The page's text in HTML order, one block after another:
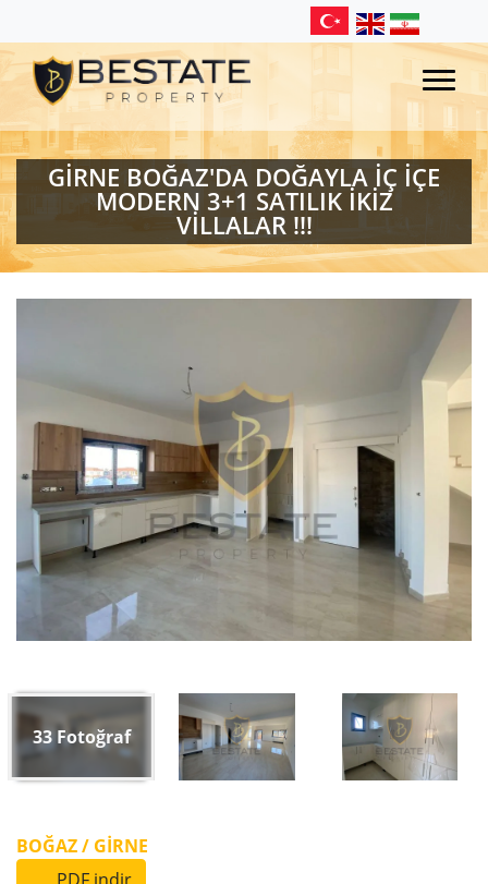
GİRNE BOĞAZ'DA DOĞAYLA İÇ İÇE
MODERN 3+1 SATILIK İKİZ
VİLLALAR !!!
33 Fotoğraf
BOĞAZ / GİRNE
PDF indir